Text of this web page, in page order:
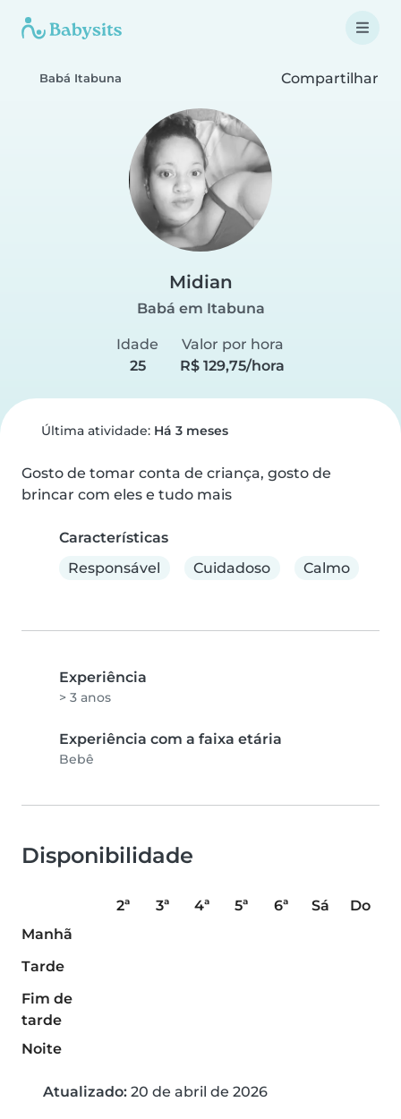
Babá Itabuna Compartilhar
Midian
Babá em Itabuna
Idade
25
Valor por hora
R$ 129,75/hora
Última atividade: Há 3 meses
Gosto de tomar conta de criança, gosto de
brincar com eles e tudo mais
Características
Responsável
Cuidadoso Calmo
Experiência
> 3 anos
Experiência com a faixa etária
Bebê
Disponibilidade
2ª 3ª 4ª 5ª 6ª Sá
Do
Manhã
Tarde
Fim de
tarde
Noite
Atualizado: 20 de abril de 2026